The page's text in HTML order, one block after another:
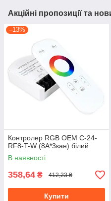
Акційні пропозиції та
–13%
Контролер RGB OEM C-24-
RF8-T-W (8A*3кан) білий
В наявності
358,64 ₴ 412,23 ₴
Купити